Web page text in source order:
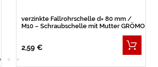
verzinkte Fallrohrschelle d= 80 mm /
M10 – Schraubschelle mit Mutter GRÖMO
2,59 €